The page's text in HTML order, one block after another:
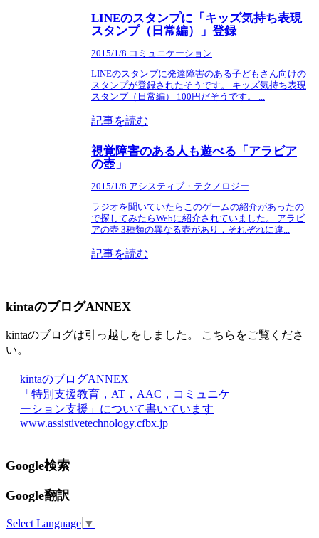
LINEのスタンプに「キッズ気持ち表現
スタンプ（日常編）」登録
2015/1/8 コミュニケーション
LINEのスタンプに発達障害のある子どもさん向けの
スタンプが登録されたそうです。 キッズ気持ち表現
スタンプ（日常編） 100円だそうです。 ...
記事を読む
視覚障害のある人も遊べる「アラビア
の壺」
2015/1/8 アシスティブ・テクノロジー
ラジオを聞いていたらこのゲームの紹介があったの
で探してみたらWebに紹介されていました。 アラビ
アの壺 3種類の異なる壺があり，それぞれに違...
記事を読む
kintaのブログANNEX
kintaのブログは引っ越しをしました。 こちらをご覧くださ
い。
kintaのブログANNEX
「特別支援教育，AT，AAC，コミュニケ
ーション支援」について書いています
www.assistivetechnology.cfbx.jp
Google検索
Google翻訳
Select Language ▼